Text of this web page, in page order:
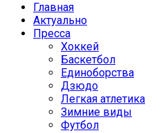
Главная
Актуально
Пресса
Хоккей
Баскетбол
Единоборства
Дзюдо
Легкая атлетика
Зимние виды
Футбол